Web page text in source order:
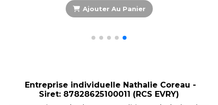
Ajouter Au Panier
Entreprise individuelle Nathalie Coreau -
Siret: 87828625100011 (RCS EVRY)